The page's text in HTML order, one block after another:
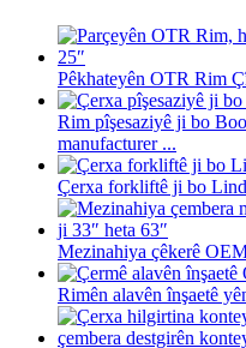
Pêkhateyên OTR Rim
Rim pîşesaziyê ji bo
manufacturer ...
Çerxa forkliftê ji bo
Mezinahiya çêkerê
Rimên alavên înşaetê